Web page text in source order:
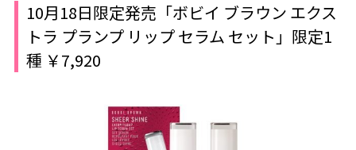
10月18日限定発売「ボビイ ブラウン エクス
トラ プランプ リップ セラム セット」限定1
種 ￥7,920